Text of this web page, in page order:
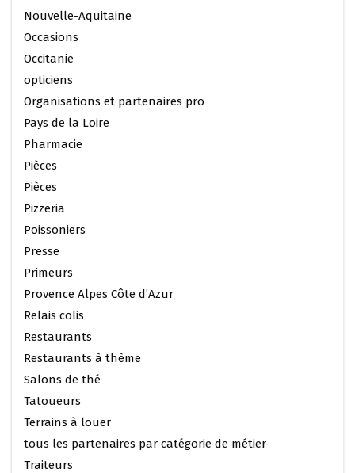
Nouvelle-Aquitaine
Occasions
Occitanie
opticiens
Organisations et partenaires pro
Pays de la Loire
Pharmacie
Pièces
Pièces
Pizzeria
Poissoniers
Presse
Primeurs
Provence Alpes Côte d’Azur
Relais colis
Restaurants
Restaurants à thème
Salons de thé
Tatoueurs
Terrains à louer
tous les partenaires par catégorie de métier
Traiteurs